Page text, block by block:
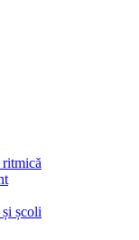
ritmică
școli